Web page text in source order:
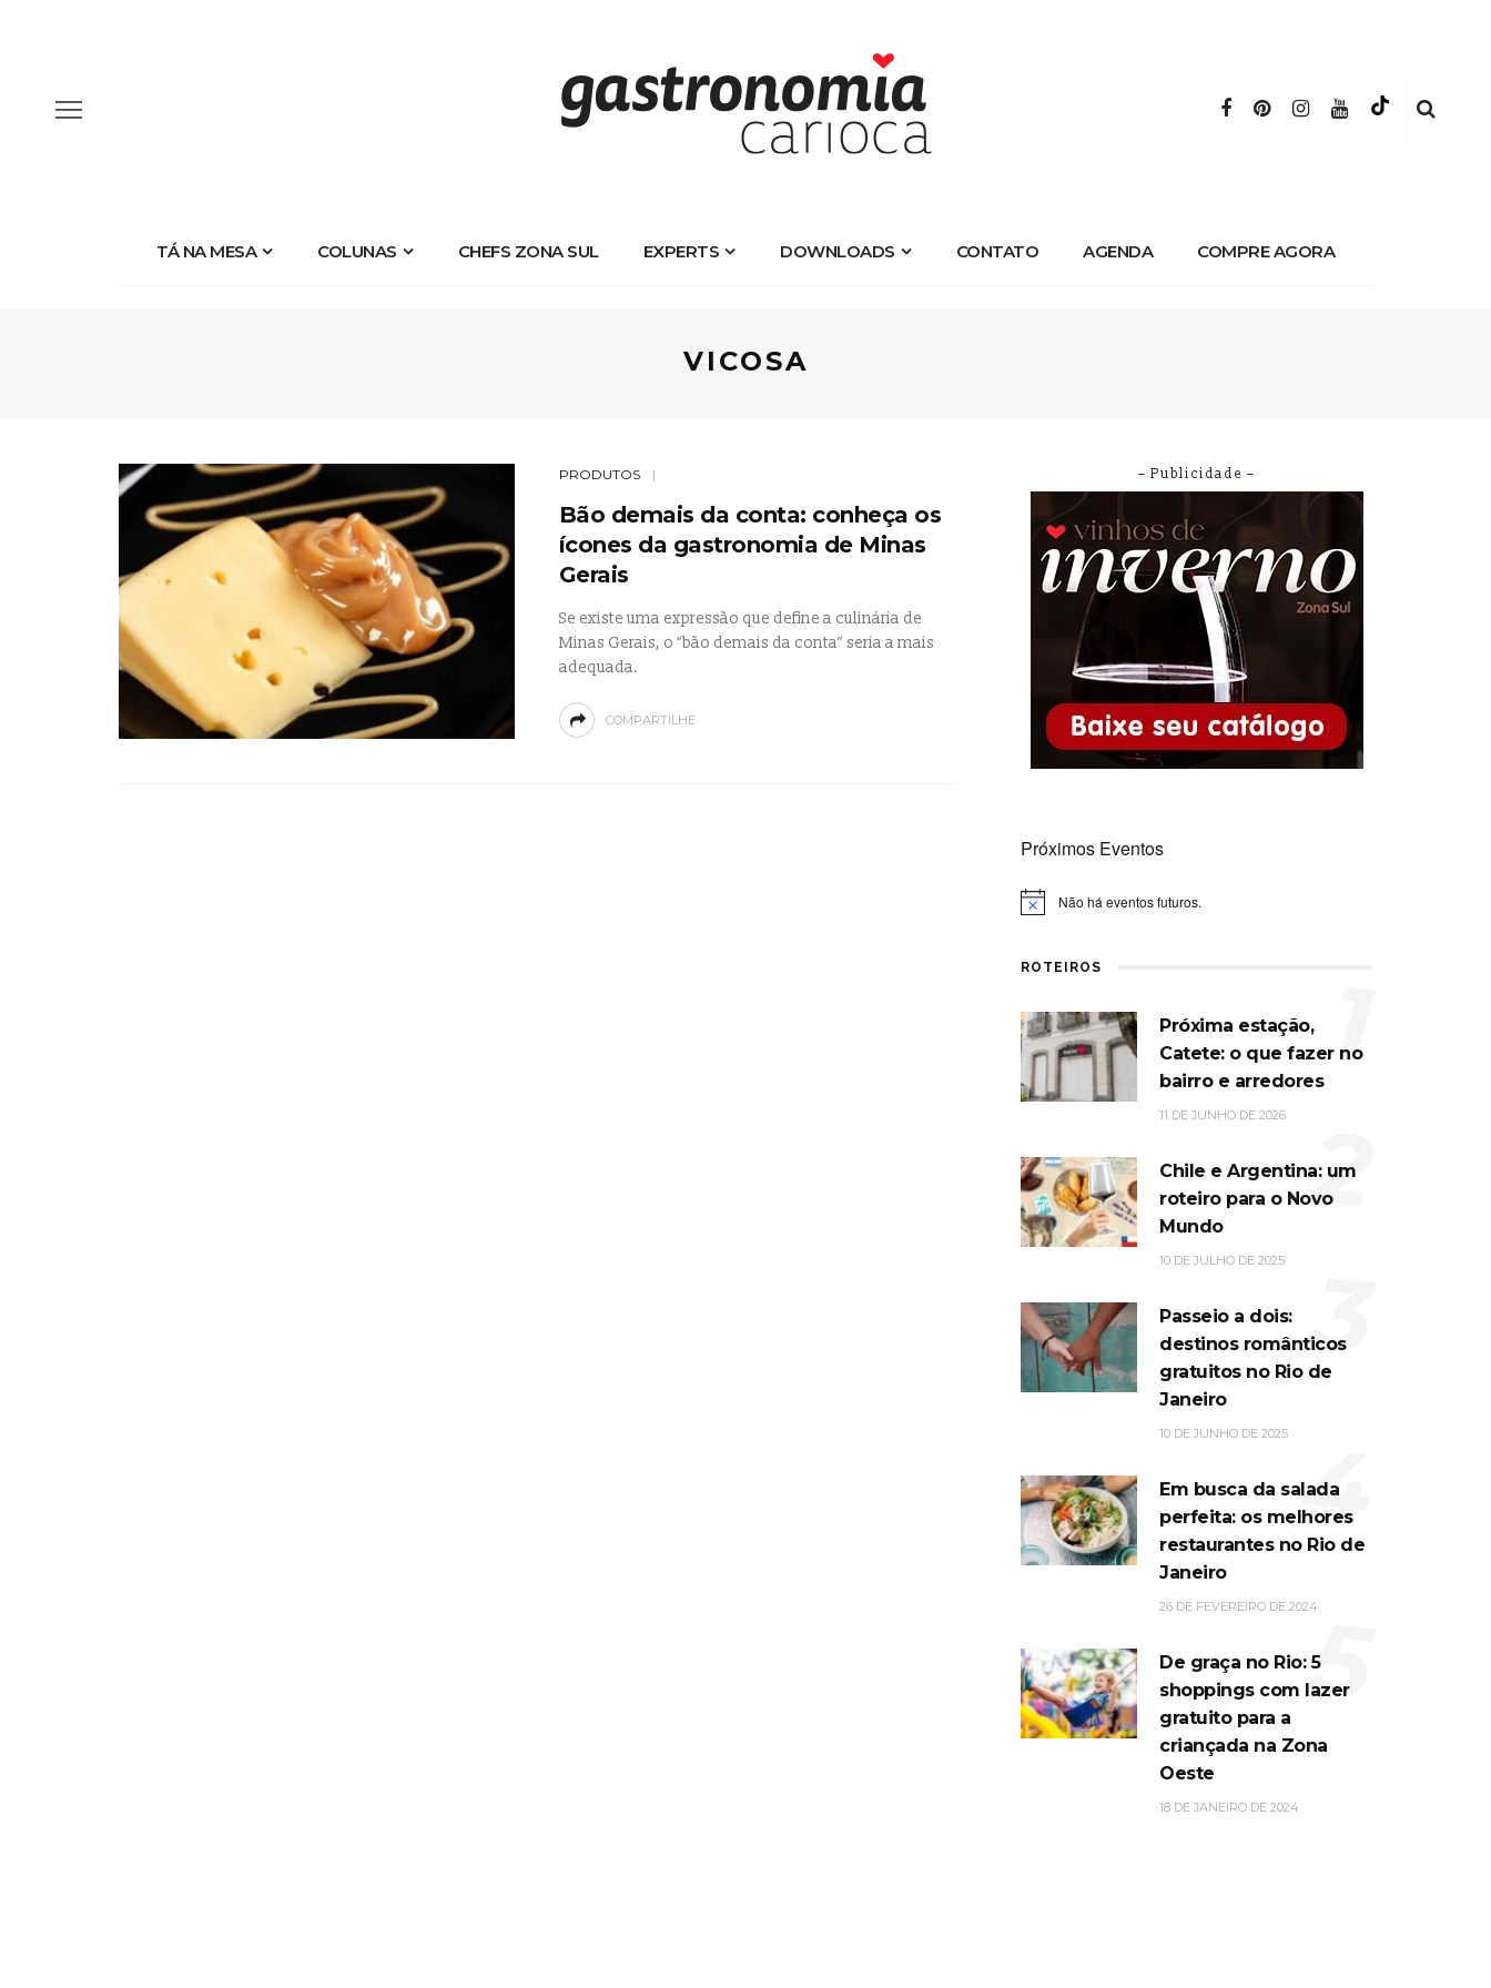
TÁ NA MESA COLUNAS CHEFS ZONA SUL EXPERTS DOWNLOADS CONTATO AGENDA COMPRE AGORA
VICOSA
PRODUTOS
Bão demais da conta: conheça os
ícones da gastronomia de Minas
Gerais
Se existe uma expressão que define a culinária de
Minas Gerais, o “bão demais da conta” seria a mais
adequada.
COMPARTILHE
– Publicidade –
Próximos Eventos
Notice Não há eventos futuros.
ROTEIROS
Próxima estação,
Catete: o que fazer no
bairro e arredores
11 DE JUNHO DE 2026
1
Chile e Argentina: um
roteiro para o Novo
Mundo
10 DE JULHO DE 2025
2
Passeio a dois:
destinos românticos
gratuitos no Rio de
Janeiro
10 DE JUNHO DE 2025
3
Em busca da salada
perfeita: os melhores
restaurantes no Rio de
Janeiro
26 DE FEVEREIRO DE 2024
4
De graça no Rio: 5
shoppings com lazer
gratuito para a
criançada na Zona
Oeste
18 DE JANEIRO DE 2024
5